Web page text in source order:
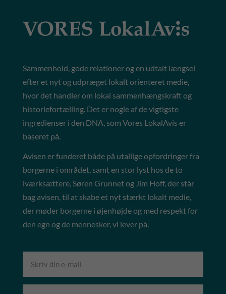
Sammenhold, gode relationer og en udtalt længsel
efter et nyt og udpræget lokalt orienteret medie,
hvor det handler om lokal sammenhængskraft og
historiefortælling. Det er nogle af de vigtigste
ingredienser i den DNA, som Vores LokalAvis er
baseret på.
Avisen er funderet både på utallige opfordringer fra
borgerne i området, samt en stor lyst hos de to
iværksættere, Søren Grunnet og Jim Hoff, der står
bag avisen, til at skabe et nyt stærkt lokalt medie,
der møder borgerne i øjenhøjde og med respekt for
den egn og de mennesker, vi lever på.